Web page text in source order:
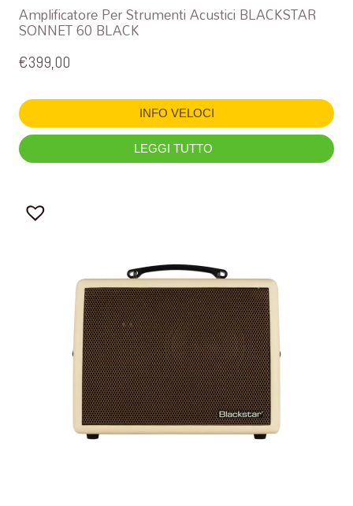
Amplificatore Per Strumenti Acustici BLACKSTAR
SONNET 60 BLACK
€399,00
INFO VELOCI
LEGGI TUTTO